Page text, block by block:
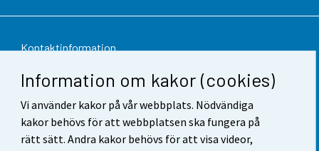
Information om kakor (cookies)
Vi använder kakor på vår webbplats. Nödvändiga
kakor behövs för att webbplatsen ska fungera på
rätt sätt. Andra kakor behövs för att visa videor,
Kontaktinformation
Respons
Användarvillkor
Dataskydd